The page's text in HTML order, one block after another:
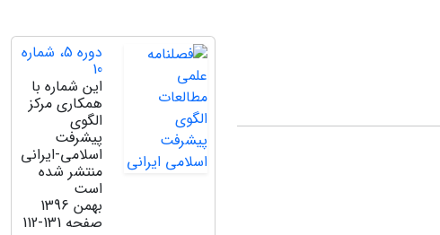
دوره 5، شماره
10
این شماره با
همکاری مرکز
الگوی
پیشرفت
اسلامی-ایرانی
منتشر شده
است
بهمن 1396
صفحه 112-131